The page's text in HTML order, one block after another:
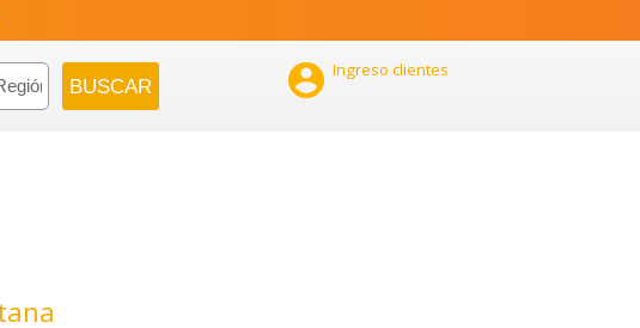
 Ingreso clientes